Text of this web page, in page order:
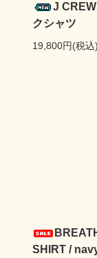
J
クシャツ
19,800円(税込)
SHIRT /